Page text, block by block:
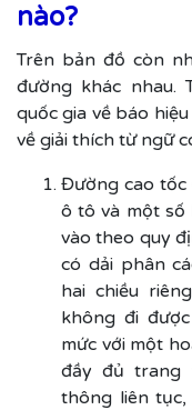
nào?
Trên bản đồ còn
đường khác nhau.
quốc gia về báo
về giải thích từ ngữ
Đường cao tốc
ô tô và một số
vào theo quy
có dải phân
hai chiều
không đi
mức với một
đầy đủ trang
thông liên